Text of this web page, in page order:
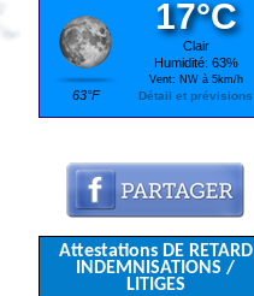
63°F
17°C
Clair
Humidité: 63%
Vent: NW à 5km/h
Détail et prévisions
Attestations DE RETARD
INDEMNISATIONS /
LITIGES